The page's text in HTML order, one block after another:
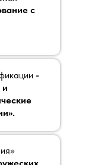
с
-
и